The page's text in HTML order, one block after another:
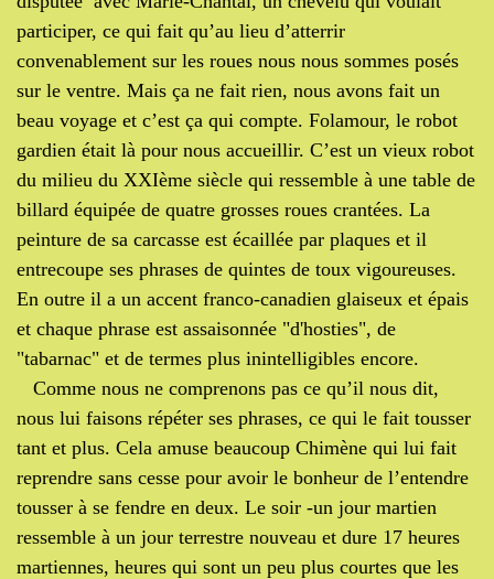
participer, ce qui fait qu’au lieu d’atterrir
convenablement sur les roues nous nous sommes posés
sur le ventre. Mais ça ne fait rien, nous avons fait un
beau voyage et c’est ça qui compte. Folamour, le robot
gardien était là pour nous accueillir. C’est un vieux robot
du milieu du XXIème siècle qui ressemble à une table de
billard équipée de quatre grosses roues crantées. La
peinture de sa carcasse est écaillée par plaques et il
entrecoupe ses phrases de quintes de toux vigoureuses.
En outre il a un accent franco-canadien glaiseux et épais
et chaque phrase est assaisonnée "d'hosties", de
"tabarnac" et de termes plus inintelligibles encore.
Comme nous ne comprenons pas ce qu’il nous dit,
nous lui faisons répéter ses phrases, ce qui le fait tousser
tant et plus. Cela amuse beaucoup Chimène qui lui fait
reprendre sans cesse pour avoir le bonheur de l’entendre
tousser à se fendre en deux. Le soir -un jour martien
ressemble à un jour terrestre nouveau et dure 17 heures
martiennes, heures qui sont un peu plus courtes que les